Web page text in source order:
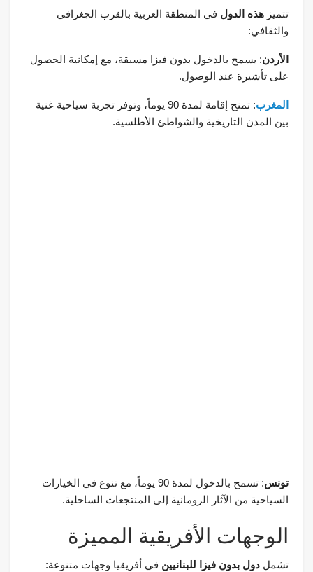
تتميز هذه الدول في المنطقة العربية بالقرب الجغرافي
والثقافي:
الأردن: يسمح بالدخول بدون فيزا مسبقة، مع إمكانية الحصول
على تأشيرة عند الوصول.
المغرب
: تمنح إقامة لمدة 90 يوماً، وتوفر تجربة سياحية غنية
بين المدن التاريخية والشواطئ الأطلسية.
تونس
: تسمح بالدخول لمدة 90 يوماً، مع تنوع في الخيارات
السياحية من الآثار الرومانية إلى المنتجعات الساحلية.
الوجهات الأفريقية المميزة
تشمل دول بدون فيزا للبنانيين في أفريقيا وجهات متنوعة: